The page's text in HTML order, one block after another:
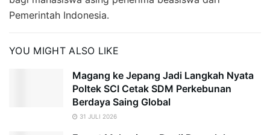
Pemerintah Indonesia.
YOU MIGHT ALSO LIKE
Magang ke Jepang Jadi Langkah Nyata
Poltek SCI Cetak SDM Perkebunan
Berdaya Saing Global
31 JULI 2026